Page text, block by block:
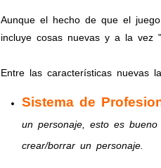
Aunque el hecho de que el
incluye cosas nuevas y a la vez
Entre las características nuevas
Sistema de
un personaje, esto es
crear/borrar un personaje.